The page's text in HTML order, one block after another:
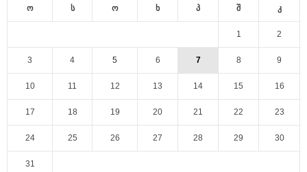
ო ს ო ხ პ შ კ
1 2
3 4 5 6 7 8 9
10 11 12 13 14 15 16
17 18 19 20 21 22 23
24 25 26 27 28 29 30
31